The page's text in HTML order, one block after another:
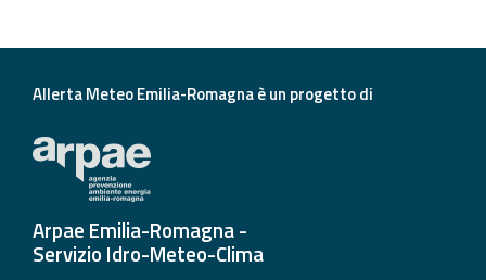
Allerta Meteo Emilia-Romagna è un progetto di
Arpae Emilia-Romagna -
Servizio Idro-Meteo-Clima